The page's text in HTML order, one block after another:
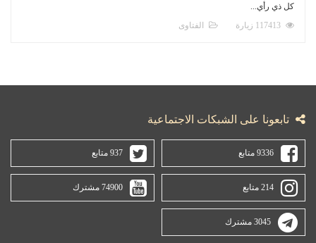
كل ذي رأي...
الفتاوى
تابعونا على الشبكات الاجتماعية
9336 متابع 937 متابع
214 متابع 74900 مشترك
3045 مشترك